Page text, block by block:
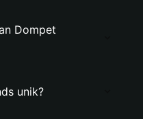
Dompet
unik?